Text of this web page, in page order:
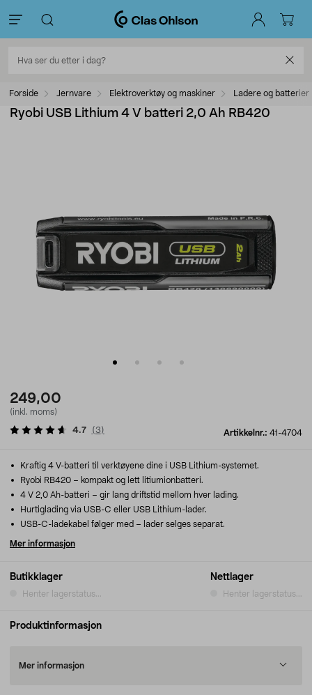
Forside Jernvare Elektroverktøy og maskiner Ladere og batterier
Ryobi USB Lithium 4 V batteri 2,0 Ah RB420
249,00
(inkl. moms)
Artikkelnr.: 41-4704
4.7 (3)
Butikklager
Henter lagerstatus...
Nettlager
Henter lagerstatus...
Kraftig 4 V-batteri til verktøyene dine i USB Lithium-systemet.
Ryobi RB420 – kompakt og lett litiumionbatteri.
4 V 2,0 Ah-batteri – gir lang driftstid mellom hver lading.
Hurtiglading via USB-C eller USB Lithium-lader.
USB-C-ladekabel følger med – lader selges separat.
Mer informasjon
Produktinformasjon
Mer informasjon